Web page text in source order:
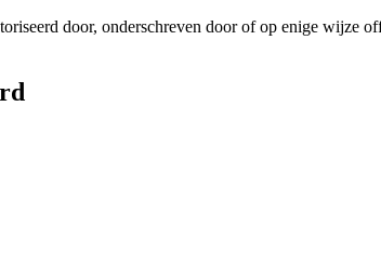
door, onderschreven door of op enige